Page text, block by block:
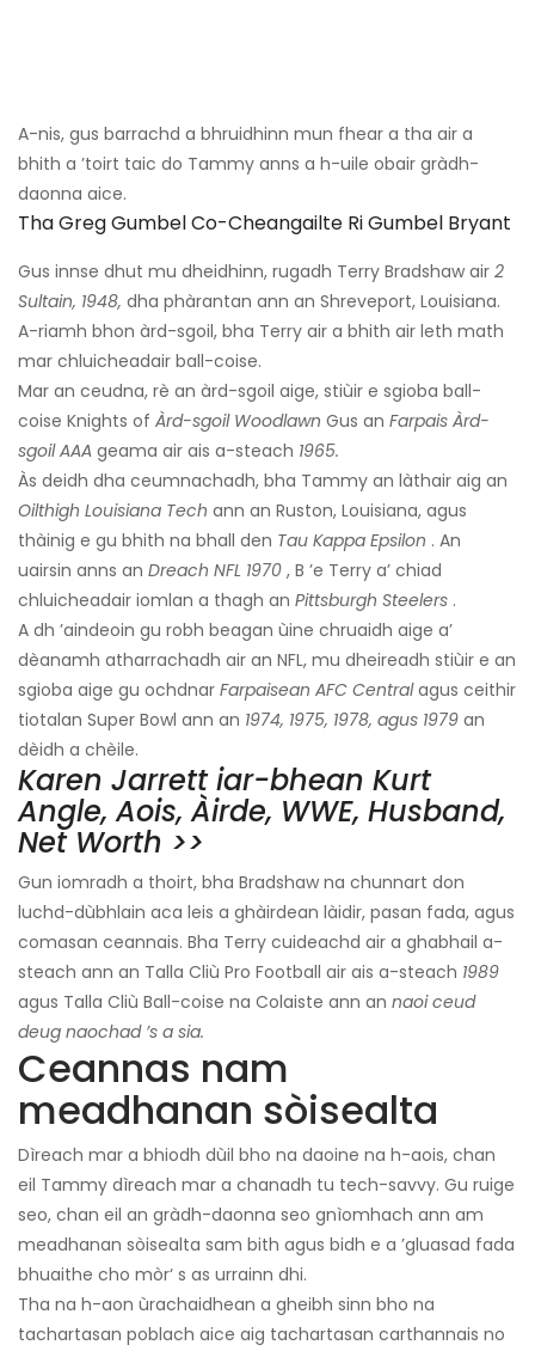
A-nis, gus barrachd a bhruidhinn mun fhear a tha air a
bhith a ’toirt taic do Tammy anns a h-uile obair gràdh-
daonna aice.
Tha Greg Gumbel Co-Cheangailte Ri Gumbel Bryant
Gus innse dhut mu dheidhinn, rugadh Terry Bradshaw air 2
Sultain, 1948, dha phàrantan ann an Shreveport, Louisiana.
A-riamh bhon àrd-sgoil, bha Terry air a bhith air leth math
mar chluicheadair ball-coise.
Mar an ceudna, rè an àrd-sgoil aige, stiùir e sgioba ball-
coise Knights of Àrd-sgoil Woodlawn Gus an Farpais Àrd-
sgoil AAA geama air ais a-steach 1965.
Às deidh dha ceumnachadh, bha Tammy an làthair aig an
Oilthigh Louisiana Tech ann an Ruston, Louisiana, agus
thàinig e gu bhith na bhall den Tau Kappa Epsilon . An
uairsin anns an Dreach NFL 1970 , B ’e Terry a’ chiad
chluicheadair iomlan a thagh an Pittsburgh Steelers .
A dh ’aindeoin gu robh beagan ùine chruaidh aige a’
dèanamh atharrachadh air an NFL, mu dheireadh stiùir e an
sgioba aige gu ochdnar Farpaisean AFC Centralagus ceithir
tiotalan Super Bowl ann an 1974, 1975, 1978, agus 1979 an
dèidh a chèile.
Karen Jarrett iar-bhean Kurt
Angle, Aois, Àirde, WWE, Husband,
Net Worth >>
Gun iomradh a thoirt, bha Bradshaw na chunnart don
luchd-dùbhlain aca leis a ghàirdean làidir, pasan fada, agus
comasan ceannais. Bha Terry cuideachd air a ghabhail a-
steach ann an Talla Cliù Pro Football air ais a-steach 1989
agus Talla Cliù Ball-coise na Colaiste ann an naoi ceud
deug naochad ’s a sia.
Ceannas nam
meadhanan sòisealta
Dìreach mar a bhiodh dùil bho na daoine na h-aois, chan
eil Tammy dìreach mar a chanadh tu tech-savvy. Gu ruige
seo, chan eil an gràdh-daonna seo gnìomhach ann am
meadhanan sòisealta sam bith agus bidh e a ’gluasad fada
bhuaithe cho mòr‘ s as urrainn dhi.
Tha na h-aon ùrachaidhean a gheibh sinn bho na
tachartasan poblach aice aig tachartasan carthannais no